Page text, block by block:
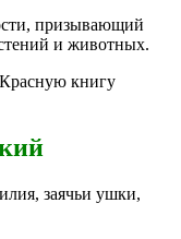
призывающий
и животных.
книгу
заячьи ушки,